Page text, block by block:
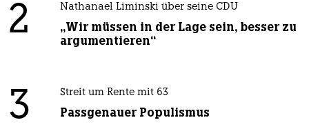
2 Nathanael Liminski über seine CDU
„Wir müssen in der Lage sein, besser zu
argumentieren“
3 Streit um Rente mit 63
Passgenauer Populismus